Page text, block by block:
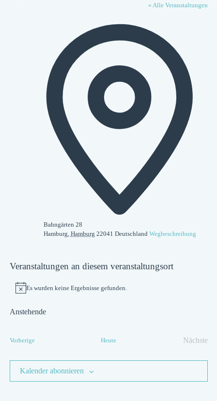
« Alle Veranstaltungen
Bahngärten 28
Hamburg, Hamburg 22041 Deutschland Wegbeschreibung
Veranstaltungen an diesem veranstaltungsort
Hinweis
Es wurden keine Ergebnisse gefunden.
Anstehende
VorherigeVeranstaltungen Heute
Nächste
Kalender abonnieren